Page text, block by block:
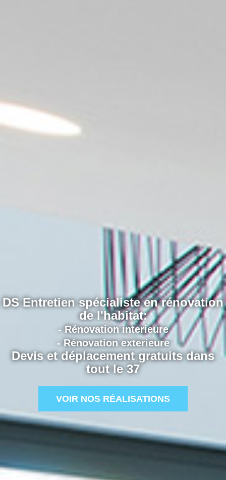
DS Entretien spécialiste en rénovation
de l'habitat:
- Rénovation interieure
- Rénovation exterieure
Devis et déplacement gratuits dans
tout le 37
VOIR NOS RÉALISATIONS